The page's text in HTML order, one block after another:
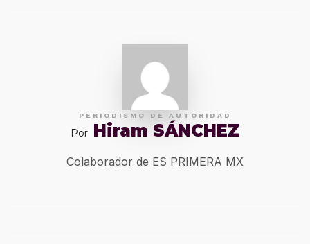
PERIODISMO DE AUTORIDAD
Por Hiram SÁNCHEZ
Colaborador de ES PRIMERA MX